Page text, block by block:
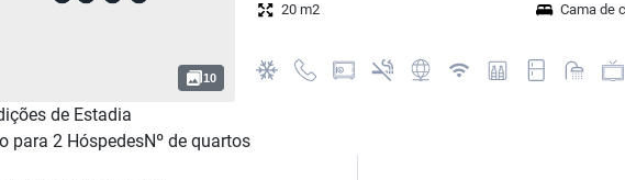
10
20 m2
Cama de
de Estadia
para 2 HóspedesNº de quartos